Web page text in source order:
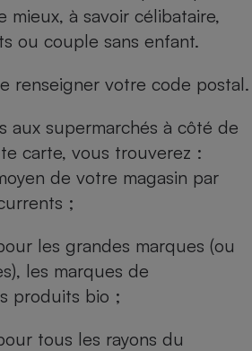
mieux, à savoir célibataire,
ou couple sans enfant.
renseigner votre code postal.
aux supermarchés à côté de
carte, vous trouverez :
de votre magasin par
;
les grandes marques (ou
les marques de
produits bio ;
tous les rayons du